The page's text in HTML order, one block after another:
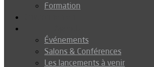
Formation
Événements
Salons & Conférences
Les lancements à venir